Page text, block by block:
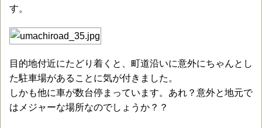
す。
目的地付近にたどり着くと、町道沿いに意外にちゃんとし
た駐車場があることに気が付きました。
しかも他に車が数台停まっています。あれ？意外と地元で
はメジャーな場所なのでしょうか？？